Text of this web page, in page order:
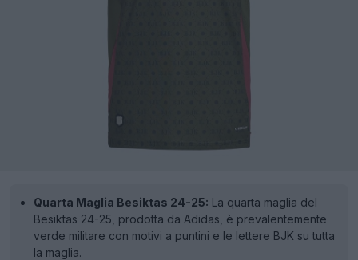
Quarta Maglia Besiktas 24-25: La quarta maglia del
Besiktas 24-25, prodotta da Adidas, è prevalentemente
verde militare con motivi a puntini e le lettere BJK su tutta
la maglia.